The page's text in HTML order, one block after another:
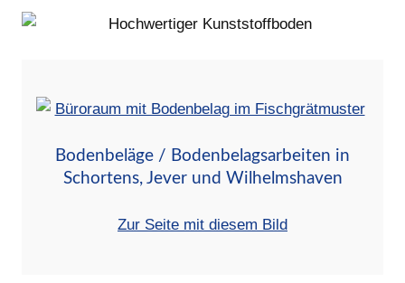
Bodenbeläge / Bodenbelagsarbeiten in
Schortens, Jever und Wilhelmshaven
Zur Seite mit diesem Bild